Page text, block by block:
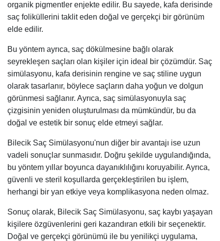
organik pigmentler enjekte edilir. Bu sayede, kafa derisinde
saç foliküllerini taklit eden doğal ve gerçekçi bir görünüm
elde edilir.
Bu yöntem ayrıca, saç dökülmesine bağlı olarak
seyrekleşen saçları olan kişiler için ideal bir çözümdür. Saç
simülasyonu, kafa derisinin rengine ve saç stiline uygun
olarak tasarlanır, böylece saçların daha yoğun ve dolgun
görünmesi sağlanır. Ayrıca, saç simülasyonuyla saç
çizgisinin yeniden oluşturulması da mümkündür, bu da
doğal ve estetik bir sonuç elde etmeyi sağlar.
Bilecik Saç Simülasyonu'nun diğer bir avantajı ise uzun
vadeli sonuçlar sunmasıdır. Doğru şekilde uygulandığında,
bu yöntem yıllar boyunca dayanıklılığını koruyabilir. Ayrıca,
güvenli ve steril koşullarda gerçekleştirilen bu işlem,
herhangi bir yan etkiye veya komplikasyona neden olmaz.
Sonuç olarak, Bilecik Saç Simülasyonu, saç kaybı yaşayan
kişilere özgüvenlerini geri kazandıran etkili bir seçenektir.
Doğal ve gerçekçi görünümü ile bu yenilikçi uygulama,